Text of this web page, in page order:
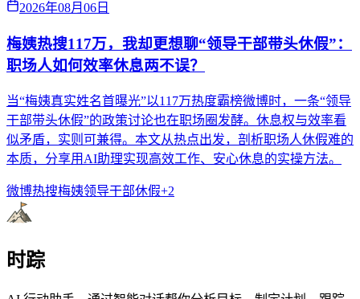
2026年08月06日
梅姨热搜117万，我却更想聊“领导干部带头休假”：
职场人如何效率休息两不误？
当“梅姨真实姓名首曝光”以117万热度霸榜微博时，一条“领导
干部带头休假”的政策讨论也在职场圈发酵。休息权与效率看
似矛盾，实则可兼得。本文从热点出发，剖析职场人休假难的
本质，分享用AI助理实现高效工作、安心休息的实操方法。
微博热搜梅姨领导干部休假+2
时踪